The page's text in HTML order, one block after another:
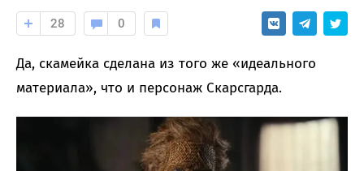
28 0
Да, скамейка сделана из того же «идеального
материала», что и персонаж Скарсгарда.